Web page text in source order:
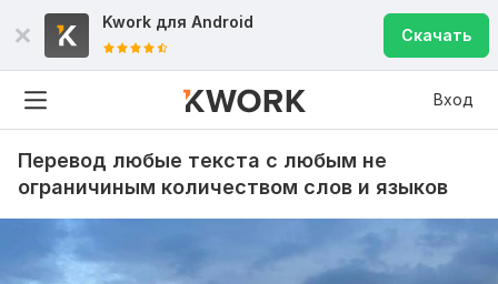
Kwork для Android
Скачать
Вход
Перевод любые текста с любым не
ограничиным количеством слов и языков